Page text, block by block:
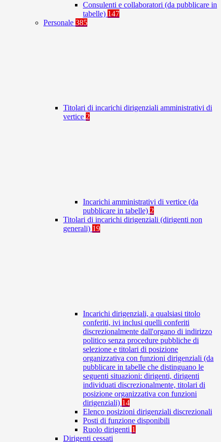
Consulenti e collaboratori (da pubblicare in
tabelle) 147
Personale 385
Titolari di incarichi dirigenziali amministrativi di
vertice 2
Incarichi amministrativi di vertice (da
pubblicare in tabelle) 2
Titolari di incarichi dirigenziali (dirigenti non
generali) 19
Incarichi dirigenziali, a qualsiasi titolo
conferiti, ivi inclusi quelli conferiti
discrezionalmente dall'organo di indirizzo
politico senza procedure pubbliche di
selezione e titolari di posizione
organizzativa con funzioni dirigenziali (da
pubblicare in tabelle che distinguano le
seguenti situazioni: dirigenti, dirigenti
individuati discrezionalmente, titolari di
posizione organizzativa con funzioni
dirigenziali) 14
Elenco posizioni dirigenziali discrezionali
Posti di funzione disponibili
Ruolo dirigenti 1
Dirigenti cessati